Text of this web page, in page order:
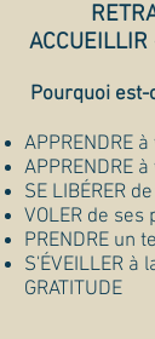
Pourquoi est-
APPRENDRE
APPRENDRE
SE LIBÉRER
VOLER de
PRENDRE un
S'ÉVEILLER à
GRATITUDE